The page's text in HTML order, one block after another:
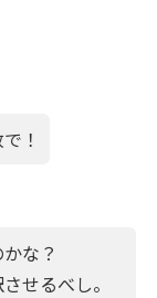
！
な？
せるべし。